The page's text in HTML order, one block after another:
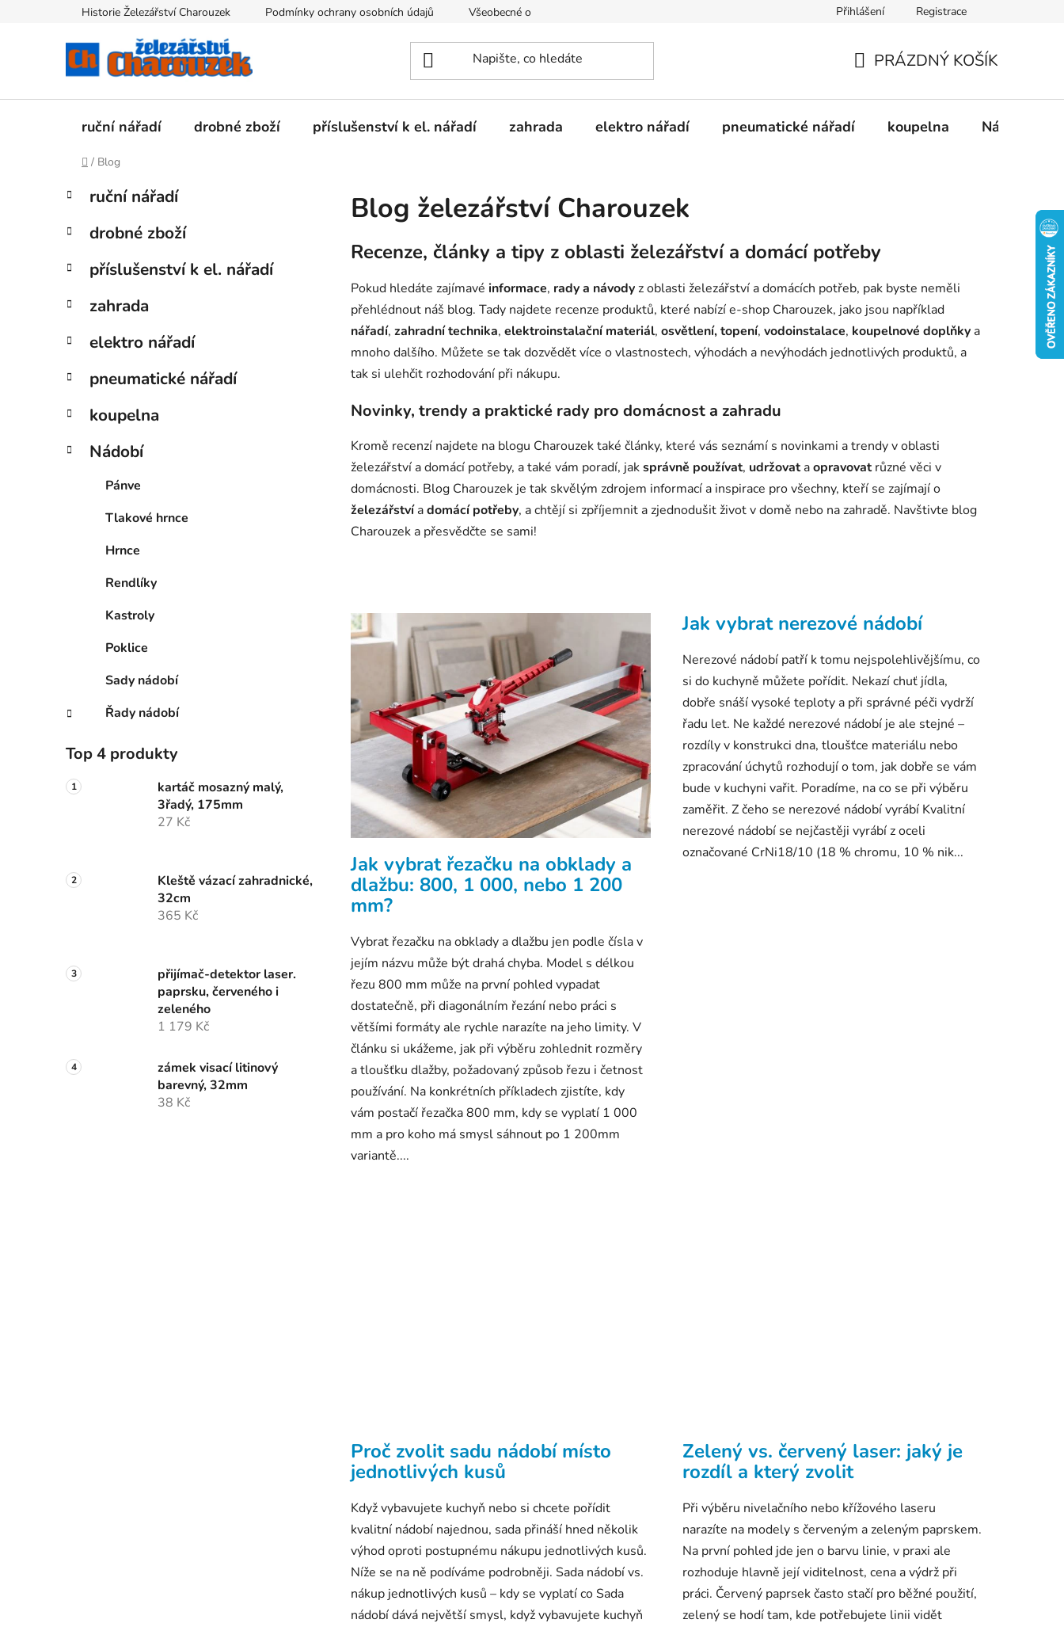
Historie Železářství Charouzek Podmínky ochrany osobních údajů Všeobecné obchodní podmínky Doprava a platba Kontakty
Přihlášení Registrace
KOŠÍK
PRÁZDNÝ KOŠÍK
ruční nářadí drobné zboží příslušenství k el. nářadí zahrada elektro nářadí pneumatické nářadí koupelna Nádobí
Domů
/ Blog
P
s
r
n
n
í
p
n
l
Přeskočit
kategorie
K
a
e
o
i
ruční nářadí
drobné zboží
příslušenství k el. nářadí
zahrada
elektro nářadí
pneumatické nářadí
koupelna
Nádobí
Pánve
Tlakové hrnce
Hrnce
Rendlíky
Kastroly
Poklice
Sady nádobí
Řady nádobí
Top 4 produkty
kartáč mosazný malý,
3řadý, 175mm
27 Kč
Kleště vázací zahradnické,
32cm
365 Kč
přijímač-detektor laser.
paprsku, červeného i
zeleného
1 179 Kč
zámek visací litinový
barevný, 32mm
38 Kč
Blog železářství Charouzek
Recenze, články a tipy z oblasti železářství a domácí potřeby
Pokud hledáte zajímavé informace, rady a návodyz oblasti železářství a domácích potřeb, pak byste neměli
přehlédnout náš blog. Tady najdete recenze produktů, které nabízí e-shop Charouzek, jako jsou například
nářadí, zahradní technika, elektroinstalační materiál, osvětlení, topení, vodoinstalace, koupelnové doplňky a
mnoho dalšího. Můžete se tak dozvědět více o vlastnostech, výhodách a nevýhodách jednotlivých produktů, a
tak si ulehčit rozhodování při nákupu.
Novinky, trendy a praktické rady pro domácnost a zahradu
Kromě recenzí najdete na blogu Charouzek také články, které vás seznámí s novinkami a trendy v oblasti
železářství a domácí potřeby, a také vám poradí, jaksprávně používat, udržovataopravovatrůzné věci v
domácnosti. Blog Charouzek je tak skvělým zdrojem informací a inspirace pro všechny, kteří se zajímají o
železářstvíadomácí potřeby, a chtějí si zpříjemnit a zjednodušit život v domě nebo na zahradě. Navštivte blog
Charouzek a přesvědčte se sami!
V
ý
p
č
l
á
k
ů
Jak vybrat řezačku na obklady a
dlažbu: 800, 1 000, nebo 1 200
mm?
Vybrat řezačku na obklady a dlažbu jen podle čísla v
jejím názvu může být drahá chyba. Model s délkou
řezu 800 mm může na první pohled vypadat
dostatečně, při diagonálním řezání nebo práci s
většími formáty ale rychle narazíte na jeho limity. V
článku si ukážeme, jak při výběru zohlednit rozměry
a tloušťku dlažby, požadovaný způsob řezu i četnost
používání. Na konkrétních příkladech zjistíte, kdy
vám postačí řezačka 800 mm, kdy se vyplatí 1 000
mm a pro koho má smysl sáhnout po 1 200mm
variantě....
Jak vybrat nerezové nádobí
Nerezové nádobí patří k tomu nejspolehlivějšímu, co
si do kuchyně můžete pořídit. Nekazí chuť jídla,
dobře snáší vysoké teploty a při správné péči vydrží
řadu let. Ne každé nerezové nádobí je ale stejné –
rozdíly v konstrukci dna, tloušťce materiálu nebo
zpracování úchytů rozhodují o tom, jak dobře se vám
bude v kuchyni vařit. Poradíme, na co se při výběru
zaměřit. Z čeho se nerezové nádobí vyrábí Kvalitní
nerezové nádobí se nejčastěji vyrábí z oceli
označované CrNi18/10 (18 % chromu, 10 % nik...
Proč zvolit sadu nádobí místo
jednotlivých kusů
Když vybavujete kuchyň nebo si chcete pořídit
kvalitní nádobí najednou, sada přináší hned několik
výhod oproti postupnému nákupu jednotlivých kusů.
Níže se na ně podíváme podrobněji. Sada nádobí vs.
nákup jednotlivých kusů – kdy se vyplatí co Sada
nádobí dává největší smysl, když vybavujete kuchyň
Zelený vs. červený laser: jaký je
rozdíl a který zvolit
Při výběru nivelačního nebo křížového laseru
narazíte na modely s červeným a zeleným paprskem.
Na první pohled jde jen o barvu linie, v praxi ale
rozhoduje hlavně její viditelnost, cena a výdrž při
práci. Červený paprsek často stačí pro běžné použití,
zelený se hodí tam, kde potřebujete linii vidět